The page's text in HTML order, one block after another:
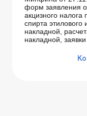
форм заявления
акцизного налога
спирта этилового
накладной,
накладной,